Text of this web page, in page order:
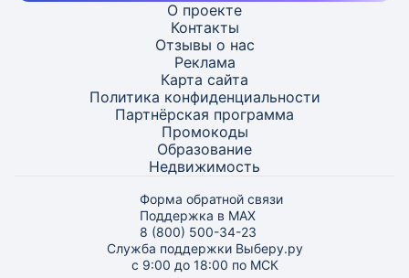
О проекте
Контакты
Отзывы о нас
Реклама
Карта сайта
Политика конфиденциальности
Партнёрская программа
Промокоды
Образование
Недвижимость
Форма обратной связи
Поддержка в MAX
8 (800) 500-34-23
Служба поддержки Выберу.ру
с 9:00 до 18:00 по МСК